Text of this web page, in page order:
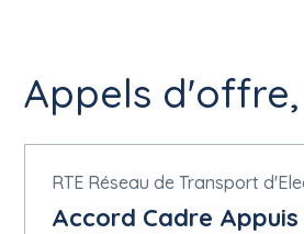
Appels
RTE Réseau de Transport
Accord Cadre